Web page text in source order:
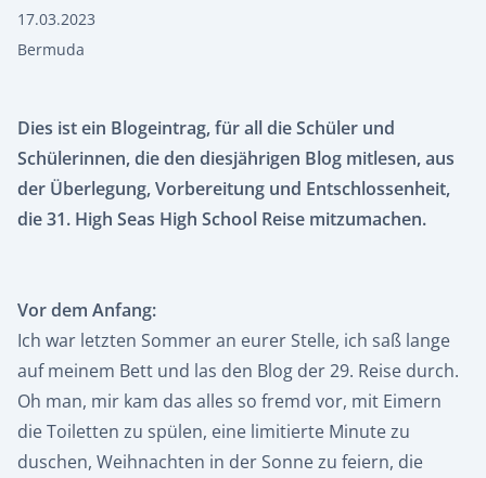
17.03.2023
Bermuda
Dies ist ein Blogeintrag, für all die Schüler und
Schülerinnen, die den diesjährigen Blog mitlesen, aus
der Überlegung, Vorbereitung und Entschlossenheit,
die 31. High Seas High School Reise mitzumachen.
Vor dem Anfang:
Ich war letzten Sommer an eurer Stelle, ich saß lange
auf meinem Bett und las den Blog der 29. Reise durch.
Oh man, mir kam das alles so fremd vor, mit Eimern
die Toiletten zu spülen, eine limitierte Minute zu
duschen, Weihnachten in der Sonne zu feiern, die